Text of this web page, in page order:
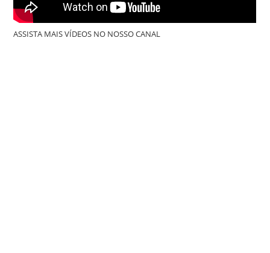
ASSISTA MAIS VÍDEOS NO NOSSO CANAL